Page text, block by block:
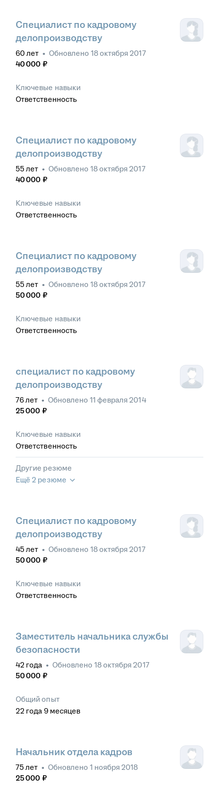
Специалист по кадровому
делопроизводству
60 лет • Обновлено 18 октября 2017
40 000 ₽
Ключевые навыки
Ответственность
Специалист по кадровому
делопроизводству
55 лет • Обновлено 18 октября 2017
40 000 ₽
Ключевые навыки
Ответственность
Специалист по кадровому
делопроизводству
55 лет • Обновлено 18 октября 2017
50 000 ₽
Ключевые навыки
Ответственность
специалист по кадровому
делопроизводству
76лет • Обновлено 11 февраля 2014
25 000 ₽
Ключевые навыки
Ответственность
Другие резюме
Ещё 2 резюме
Специалист по кадровому
делопроизводству
45 лет • Обновлено 18 октября 2017
50 000 ₽
Ключевые навыки
Ответственность
Заместитель начальника службы
безопасности
42 года • Обновлено 18 октября 2017
50 000 ₽
Общий опыт
22 года 9 месяцев
Начальник отдела кадров
75 лет • Обновлено 1 ноября 2018
25 000 ₽